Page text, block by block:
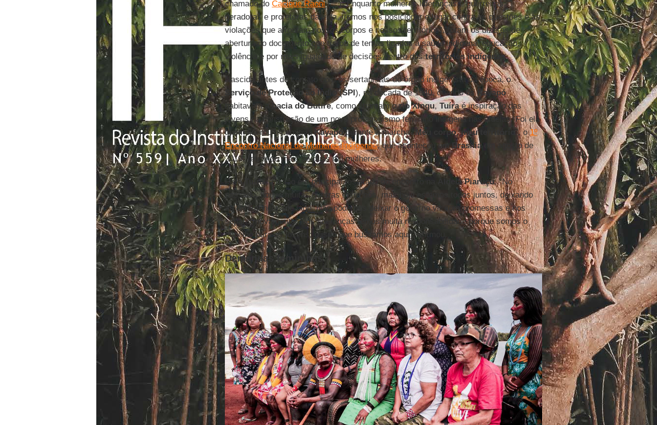
chamado do Cacique Raoni(…). Enquanto mulheres lideranças e guerreiras,
geradoras e protetoras da vida, iremos nos posicionar e lugar contra as questões e as
violações que afrontam nossos corpos e nossos territórios”, foram os dizeres de
abertura do documento que tratou de temas ligados à saúde indígena, educação,
violência e por mais igualdade de decisões dentro dosterritórios indígenas.
Nascida antes do contato com os sertanistas do órgão indigenista da época, o
Serviço de Proteção ao Índio(SPI ), na década de 1940, quando osKayapó
habitavam a
bacia do Butire, como chamam orio Xingu, Tuíraé inspiração das
jovens na construção de um novo protagonismo feminino indígena nas aldeias. Foi ela
quem liderou a comitivaKayapódurante a marcha “Meu corpo, meu território”, o 1º
Encontro Nacional de Mulheres Indígenas, que aconteceu emBrasília
em agosto de
2019, reunindo mais de duas mil mulheres.
ParaTuíra, a união é o principal resultado do encontro na Aldeia Piaruçu. “No
passado, houve muitas guerras entre nós, mas hoje estamos todos juntos, deixando
as divergências de lado. Não podemos deixar o governo vir com promessas e nos
separar novamente. Nós lideranças temos muita responsabilidade porque somos o
espelho para os jovens; é isso que buscamos aqui”, afirmou.
Demandas femininas